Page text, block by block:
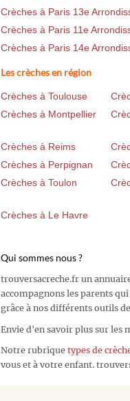
Crèches à Paris 13e
Crèches à Paris 11e
Crèches à Paris 14e
Les crèches en région
Crèches à Toulouse
Crèches à Montpellier
Crèches à Reims
Crèches à Perpignan
Crèches à Toulon
Crèches à Le Havre
Qui sommes nous ?
trouversacreche.fr un
accompagnons les parents
grâce à nos différents outils
Envie d'en savoir plus sur les
Notre rubrique types de
vous et à votre enfant.